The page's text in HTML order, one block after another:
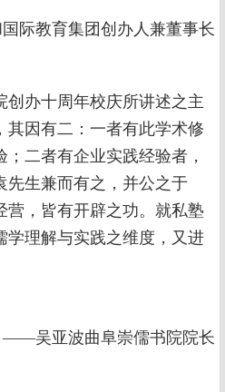
际教育集团创办人兼董事长
创办十周年校庆所讲述之主
其因有二：一者有此学术修
二者有企业实践经验者，
先生兼而有之，并公之于
营，皆有开辟之功。就私塾
学理解与实践之维度，又进
——吴亚波曲阜崇儒书院院长